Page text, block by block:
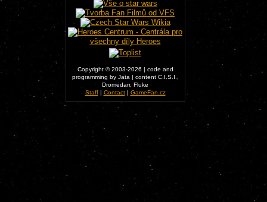
Copyright © 2003-2026 | code and
programming by Jata | content C.I.S.I.,
Dromedarr, Fluke
Staff| Contact| GameFan.cz